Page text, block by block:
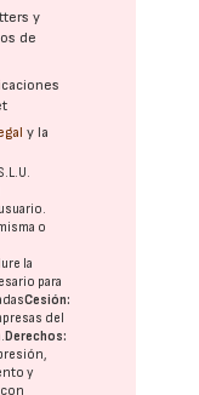
y
de
y la
o
la
para
Cesión:
del
Derechos:
y